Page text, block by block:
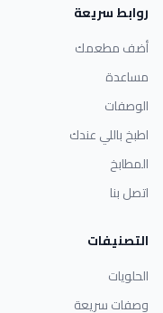
روابط سريعة
أضف مطعمك
مساعدة
الوصفات
اطبخ باللي عندك
المطابخ
اتصل بنا
التصنيفات
الحلويات
وصفات سريعة